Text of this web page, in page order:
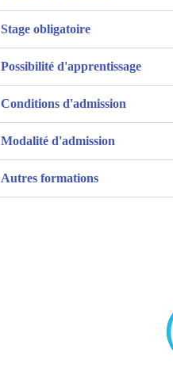
Stage obligatoire
Possibilité d'apprentissage
Conditions d'admission
Modalité d'admission
Autres formations